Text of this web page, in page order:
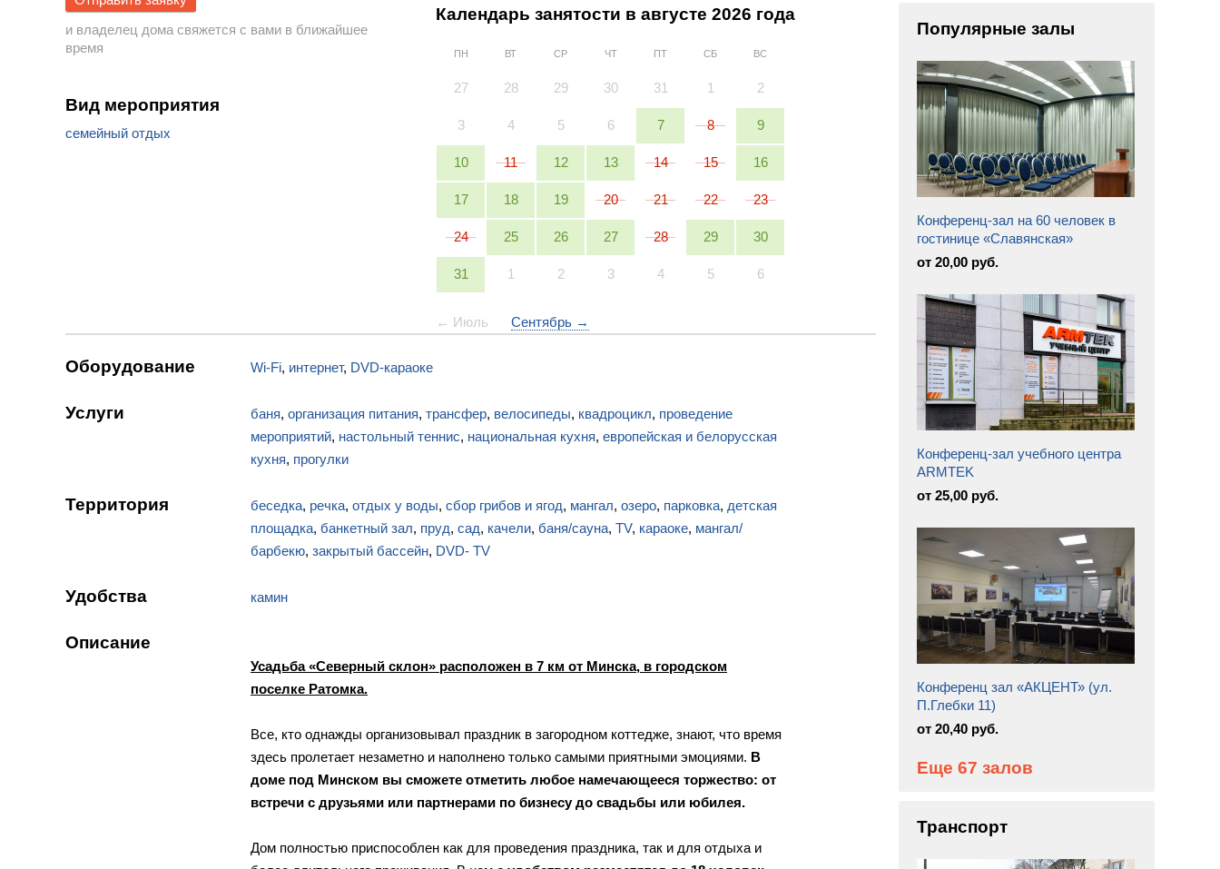
и владелец дома свяжется с вами в ближайшее
время
Вид мероприятия
семейный отдых
Календарь занятости в августе 2026 года
← Июль Сентябрь →
ПН ВТ СР ЧТ ПТ СБ ВС
27 28 29 30 31 1 2
3 4 5 6 7 8 9
10 11 12 13 14 15 16
17 18 19 20 21 22 23
24 25 26 27 28 29 30
31 1 2 3 4 5 6
Оборудование Wi-Fi, интернет, DVD-караоке
Услуги баня, организация питания, трансфер, велосипеды, квадроцикл, проведение
мероприятий, настольный теннис, национальная кухня, европейская и белорусская
кухня, прогулки
Территория беседка, речка, отдых у воды, сбор грибов и ягод, мангал, озеро, парковка, детская
площадка, банкетный зал, пруд, сад, качели, баня/сауна, TV, караоке, мангал/
барбекю, закрытый бассейн, DVD- TV
Удобства камин
Описание
Усадьба «Северный склон» расположен в 7 км от Минска, в городском
поселке Ратомка.
Все, кто однажды организовывал праздник в загородном коттедже, знают, что время
здесь пролетает незаметно и наполнено только самыми приятными эмоциями. В
доме под Минском вы сможете отметить любое намечающееся торжество: от
встречи с друзьями или партнерами по бизнесу до свадьбы или юбилея.
Дом полностью приспособлен как для проведения праздника, так и для отдыха и
Популярные залы
Конференц-зал на 60 человек в
гостинице «Славянская»
от 20,00 руб.
Конференц-зал учебного центра
ARMTEK
от 25,00 руб.
Конференц зал «АКЦЕНТ» (ул.
П.Глебки 11)
от 20,40 руб.
Еще 67 залов
Транспорт